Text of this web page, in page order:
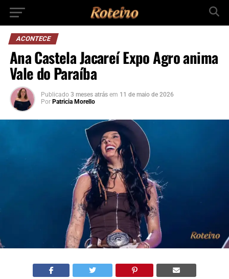
ACONTECE
Ana Castela Jacareí Expo Agro anima
Vale do Paraíba
Publicado 3 meses atrás em 11 de maio de 2026
Por Patricia Morello